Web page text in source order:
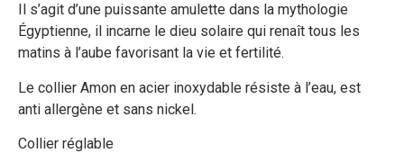
Il s’agit d’une puissante amulette dans la mythologie
Égyptienne, il incarne le dieu solaire qui renaît tous les
matins à l’aube favorisant la vie et fertilité.
Le collier Amon en acier inoxydable résiste à l’eau, est
anti allergène et sans nickel.
Collier réglable